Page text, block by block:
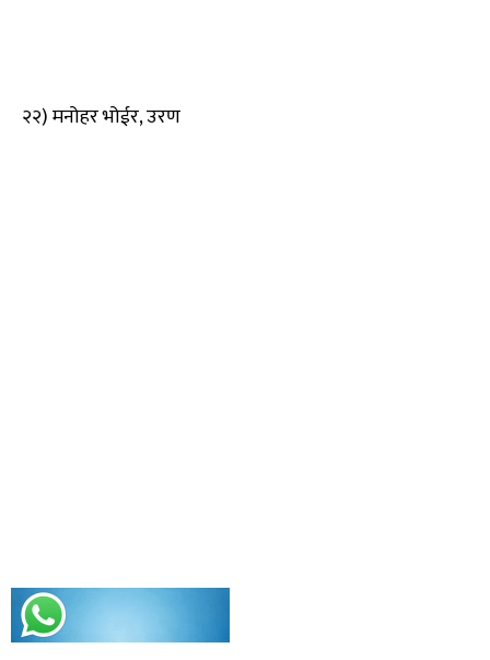
२२) मनोहर भोईर, उरण